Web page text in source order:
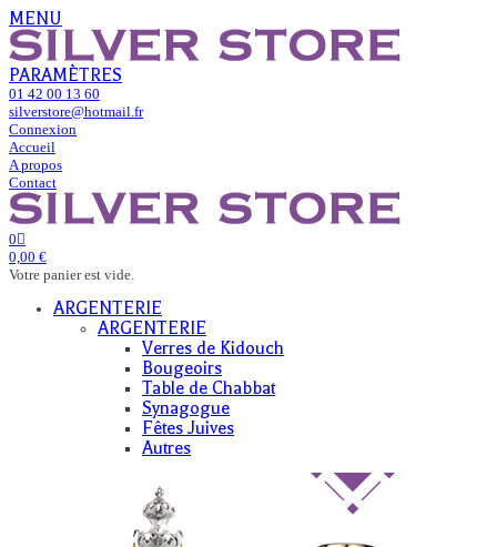
MENU
PARAMÈTRES
01 42 00 13 60
silverstore@hotmail.fr
Connexion
Accueil
A propos
Contact
0
0,00 €
Votre panier est vide.
ARGENTERIE
ARGENTERIE
Verres de Kidouch
Bougeoirs
Table de Chabbat
Synagogue
Fêtes Juives
Autres